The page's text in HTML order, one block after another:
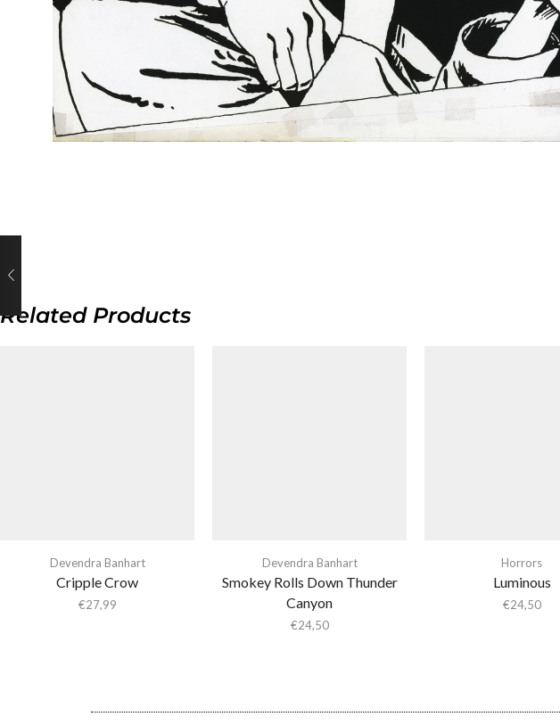
Related Products
Devendra Banhart
Cripple Crow
€27,99
Devendra Banhart
Smokey Rolls Down Thunder
Canyon
€24,50
Horrors
Luminous
€24,50